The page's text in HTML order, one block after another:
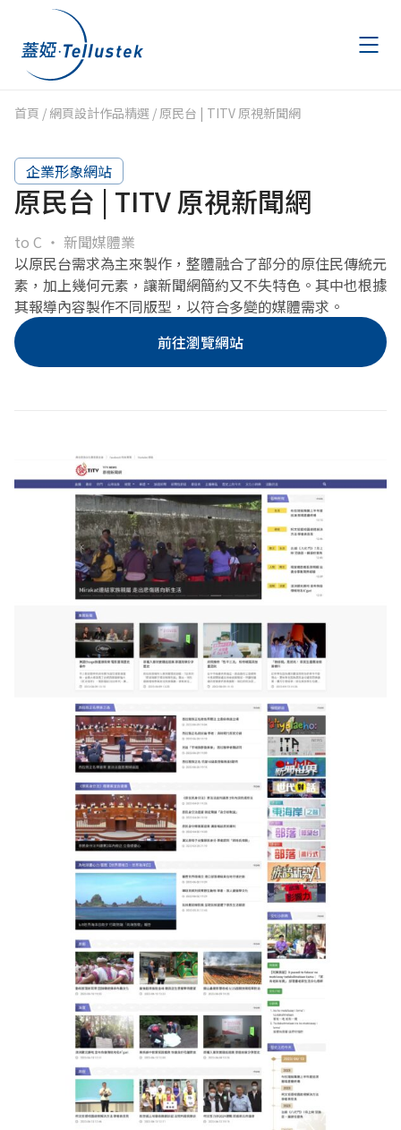
作品精選 Portfolio
文章專區 Articles
AWS 節費計畫
金流申請 Payment
首頁 / 網頁設計作品精選 /原民台 | TITV 原視新聞網
原民台 | TITV 原視新聞網
to C 新聞媒體業
企業形象網站
以原民台需求為主來製作，整體融合了部分的原住民傳統元
素，加上幾何元素，讓新聞網簡約又不失特色。其中也根據
其報導內容製作不同版型，以符合多變的媒體需求。
前往瀏覽網站